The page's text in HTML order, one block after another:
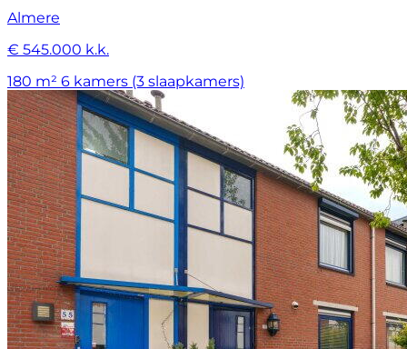
Almere
€ 545.000 k.k.
180 m² 6 kamers (3 slaapkamers)